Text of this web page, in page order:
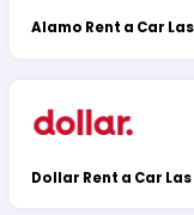
Alamo Rent a Car
Dollar Rent a Car